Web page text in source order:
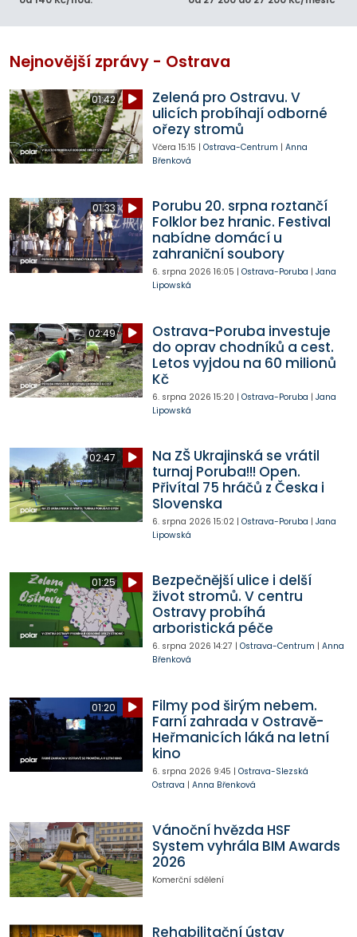
Nejnovější zprávy - Ostrava
01:42
Zelená pro Ostravu. V
ulicích probíhají odborné
ořezy stromů
Včera 15:15 | Ostrava-Centrum | Anna
Břenková
01:33
Porubu 20. srpna roztančí
Folklor bez hranic. Festival
nabídne domácí u
zahraniční soubory
6. srpna 2026 16:05 | Ostrava-Poruba | Jana
Lipowská
02:49
Ostrava-Poruba investuje
do oprav chodníků a cest.
Letos vyjdou na 60 milionů
Kč
6. srpna 2026 15:20 | Ostrava-Poruba | Jana
Lipowská
02:47
Na ZŠ Ukrajinská se vrátil
turnaj Poruba!!! Open.
Přivítal 75 hráčů z Česka i
Slovenska
6. srpna 2026 15:02| Ostrava-Poruba | Jana
Lipowská
01:25
Bezpečnější ulice i delší
život stromů. V centru
Ostravy probíhá
arboristická péče
6. srpna 2026 14:27 | Ostrava-Centrum | Anna
Břenková
01:20
Filmy pod širým nebem.
Farní zahrada v Ostravě-
Heřmanicích láká na letní
kino
6. srpna 2026 9:45 | Ostrava-Slezská
Ostrava | Anna Břenková
Vánoční hvězda HSF
System vyhrála BIM Awards
2026
Komerční sdělení
Rehabilitační ústav